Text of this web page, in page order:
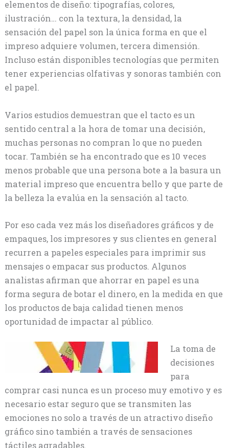
elementos de diseño: tipografías, colores,
ilustración… con la textura, la densidad, la
sensación del papel son la única forma en que el
impreso adquiere volumen, tercera dimensión.
Incluso están disponibles tecnologías que permiten
tener experiencias olfativas y sonoras también con
el papel.
Varios estudios demuestran que el tacto es un
sentido central a la hora de tomar una decisión,
muchas personas no compran lo que no pueden
tocar. También se ha encontrado que es 10 veces
menos probable que una persona bote a la basura un
material impreso que encuentra bello y que parte de
la belleza la evalúa en la sensación al tacto.
Por eso cada vez más los diseñadores gráficos y de
empaques, los impresores y sus clientes en general
recurren a papeles especiales para imprimir sus
mensajes o empacar sus productos. Algunos
analistas afirman que ahorrar en papel es una
forma segura de botar el dinero, en la medida en que
los productos de baja calidad tienen menos
oportunidad de impactar al público.
La toma de
decisiones
para
comprar casi nunca es un proceso muy emotivo y es
necesario estar seguro que se transmiten las
emociones no solo a través de un atractivo diseño
gráfico sino también a través de sensaciones
táctiles agradables.